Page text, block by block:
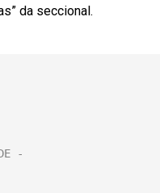
da seccional.